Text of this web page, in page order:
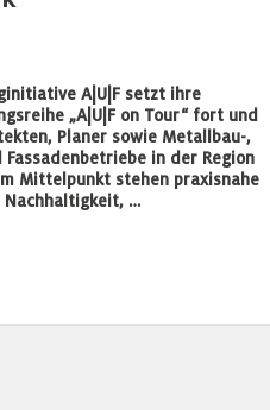
A|U|F setzt ihre
„A|U|F on Tour“ fort und
Planer sowie Metallbau-,
Fassadenbetriebe in der Region
Mittelpunkt stehen praxisnahe
Nachhaltigkeit, …